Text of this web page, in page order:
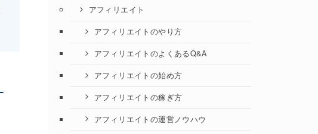
アフィリエイト
アフィリエイトのやり方
アフィリエイトのよくあるQ&A
アフィリエイトの始め方
アフィリエイトの稼ぎ方
アフィリエイトの運営ノウハウ